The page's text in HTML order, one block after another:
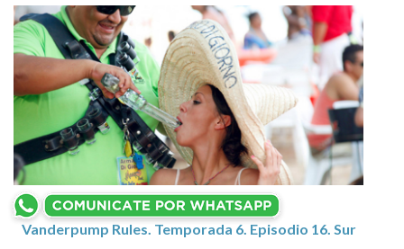
Vanderpump Rules. Temporada 6. Episodio 16. Sur